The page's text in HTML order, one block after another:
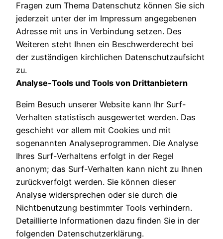
Fragen zum Thema Datenschutz können Sie sich
jederzeit unter der im Impressum angegebenen
Adresse mit uns in Verbindung setzen. Des
Weiteren steht Ihnen ein Beschwerderecht bei
der zuständigen kirchlichen Datenschutzaufsicht
zu.
Analyse-Tools und Tools von Drittanbietern
Beim Besuch unserer Website kann Ihr Surf-
Verhalten statistisch ausgewertet werden. Das
geschieht vor allem mit Cookies und mit
sogenannten Analyseprogrammen. Die Analyse
Ihres Surf-Verhaltens erfolgt in der Regel
anonym; das Surf-Verhalten kann nicht zu Ihnen
zurückverfolgt werden. Sie können dieser
Analyse widersprechen oder sie durch die
Nichtbenutzung bestimmter Tools verhindern.
Detaillierte Informationen dazu finden Sie in der
folgenden Datenschutzerklärung.